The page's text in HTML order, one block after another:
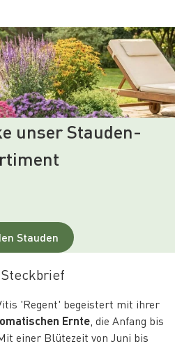
unser Stauden-
Stauden
Steckbrief
'Regent' begeistert mit ihrer
Ernte, die Anfang bis
einer Blütezeit von Juni bis